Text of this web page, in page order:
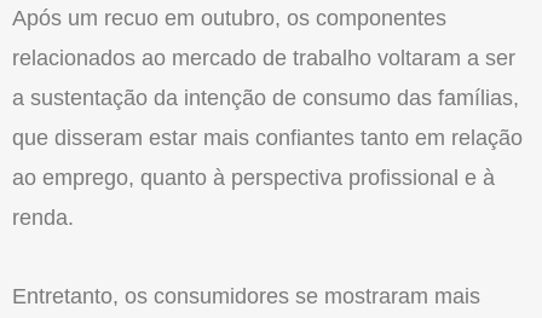
Após um recuo em outubro, os componentes
relacionados ao mercado de trabalho voltaram a ser
a sustentação da intenção de consumo das famílias,
que disseram estar mais confiantes tanto em relação
ao emprego, quanto à perspectiva profissional e à
renda.
Entretanto, os consumidores se mostraram mais